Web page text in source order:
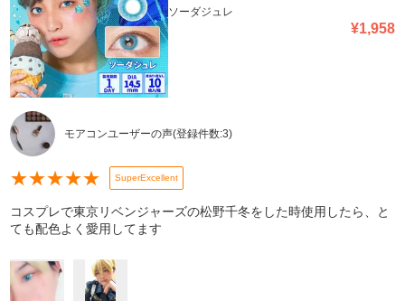
ソーダジュレ
¥1,958
モアコンユーザーの声(登録件数:3)
★★★★★ SuperExcellent
コスプレで東京リベンジャーズの松野千冬をした時使用したら、と
ても配色よく愛用してます